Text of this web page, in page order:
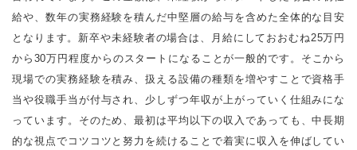
給や、数年の実務経験を積んだ中堅層の給与を含めた全体的な目安
となります。新卒や未経験者の場合は、月給にしておおむね25万円
から30万円程度からのスタートになることが一般的です。そこから
現場での実務経験を積み、扱える設備の種類を増やすことで資格手
当や役職手当が付与され、少しずつ年収が上がっていく仕組みにな
っています。そのため、最初は平均以下の収入であっても、中長期
的な視点でコツコツと努力を続けることで着実に収入を伸ばしてい